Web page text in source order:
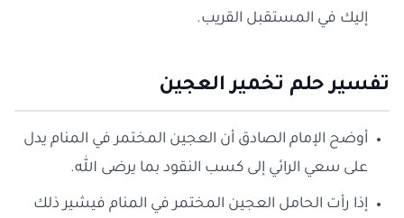
إليك في المستقبل القريب.
تفسير حلم تخمير العجين
أوضح الإمام الصادق أن العجين المختمر في المنام يدل
على سعي الرائي إلى كسب النقود بما يرضى الله.
إذا رأت الحامل العجين المختمر في المنام فيشير ذلك